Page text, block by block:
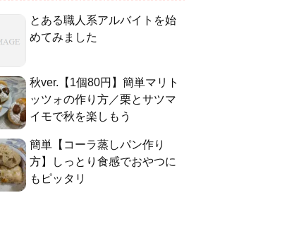
とある職人系アルバイトを始
めてみました
秋ver.【1個80円】簡単マリト
ッツォの作り方／栗とサツマ
イモで秋を楽しもう
簡単【コーラ蒸しパン作り
方】しっとり食感でおやつに
もピッタリ